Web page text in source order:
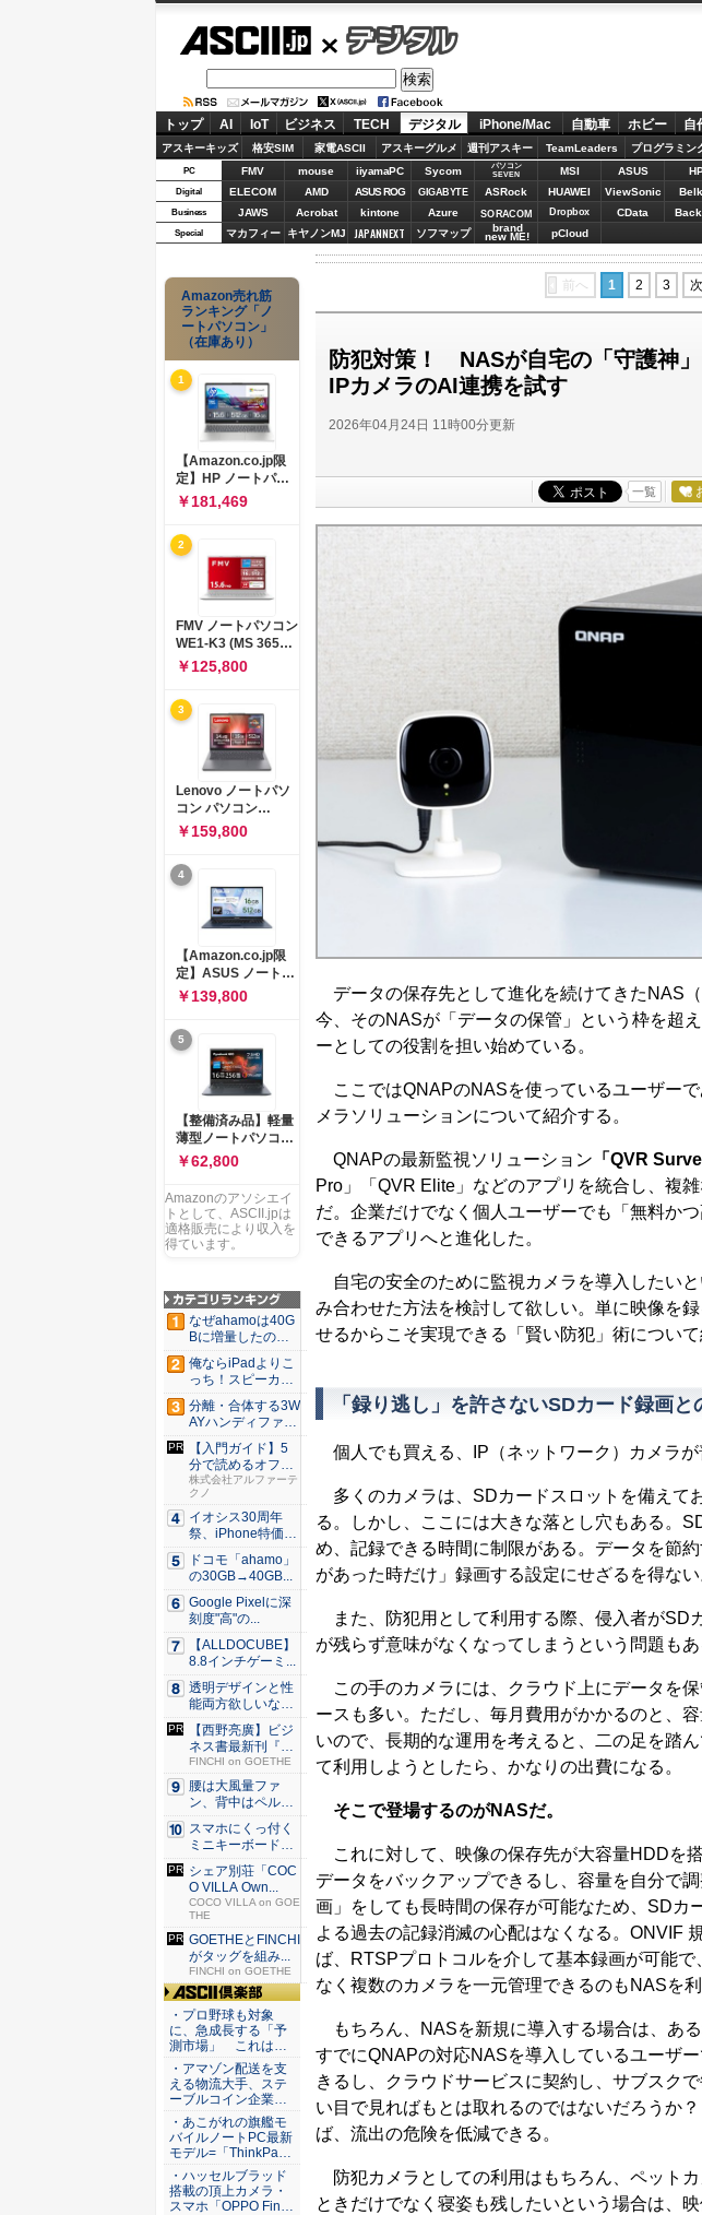
デジタル
トップ AI IoT ビジネス TECH デジタル iPhone/Mac 自動車 ホビー 自
アスキーキッズ 格安SIM 家電ASCII アスキーグルメ 週刊アスキー TeamLeaders プログラミン
PC FMV mouse iiyamaPC Sycom
パソコン
SEVEN
MSI ASUS
Digital ELECOM AMD ASUS ROG GIGABYTE ASRock HUAWEI ViewSonic
Business JAWS Acrobat kintone Azure SORACOM Dropbox CData
Special マカフィー キヤノンMJ JAPANNEXT ソフマップ brand
new ME! pCloud
前へ 1 2 3
防犯対策！ NASが自宅の「守護神
IPカメラのAI連携を試す
2026年04月24日 11時00分更新
一覧
データの保存先として進化を続けてきたNAS（
今、そのNASが「データの保管」という枠を超
ーとしての役割を担い始めている。
ここではQNAPのNASを使っているユーザー
メラソリューションについて紹介する。
QNAPの最新監視ソリューション 「QVR
Pro」「QVR Elite」などのアプリを統合し、複
だ。企業だけでなく個人ユーザーでも「無料か
できるアプリへと進化した。
自宅の安全のために監視カメラを導入したい
み合わせた方法を検討して欲しい。単に映像を
せるからこそ実現できる「賢い防犯」術について
「録り逃し」を許さないSDカード録画
個人でも買える、IP（ネットワーク）カメラが
多くのカメラは、SDカードスロットを備えて
る。しかし、ここには大きな落とし穴もある。
め、記録できる時間に制限がある。データを節
があった時だけ」録画する設定にせざるを得ない
また、防犯用として利用する際、侵入者がSD
が残らず意味がなくなってしまうという問題もあ
この手のカメラには、クラウド上にデータを
ースも多い。ただし、毎月費用がかかるのと、
いので、長期的な運用を考えると、二の足を踏
て利用しようとしたら、かなりの出費になる。
そこで登場するのがNASだ。
これに対して、映像の保存先が大容量HDDを
データをバックアップできるし、容量を自分で
画」をしても長時間の保存が可能なため、SDカ
よる過去の記録消滅の心配はなくなる。ONVIF
ば、RTSPプロトコルを介して基本録画が可能
なく複数のカメラを一元管理できるのもNASを
もちろん、NASを新規に導入する場合は、ある
すでにQNAPの対応NASを導入しているユーザ
きるし、クラウドサービスに契約し、サブスク
い目で見ればもとは取れるのではないだろうか
ば、流出の危険を低減できる。
防犯カメラとしての利用はもちろん、ペット
ときだけでなく寝姿も残したいという場合は、
Amazon売れ筋
ランキング「ノ
ートパソコン」
（在庫あり）
1
【Amazon.co.jp限
定】HP ノートパソ
コン 15-fd 15.6イン
チ インテル Core 5
120U メモリ16GB
SSD512GB
Windows 11
Microsoft Office
2024搭載 WPS
Office搭載 カメラシ
ャッター 指紋認証 薄
型 Copilotキー搭載
ナチュラルシルバー
￥181,469
2
FMV ノートパソコン
WE1-K3 (MS 365
Personal/Copilotキ
ー搭載/Win 11/15.6
型/Core
i5/16GB/SSD
512GB/ホワイト)
FMVWK3E15W_AZ
￥125,800
3
Lenovo ノートパソ
コン パソコン
IdeaPad Slim 3 14.0
インチ AMD
Ryzen™ 5 8640HS
メモリ16GB
SSD512GB
Microsoft 365 試用
版 Windows11 バッ
テリー駆動12.6時間
重量1.39kg ルナグレ
ー 83K9003JJP ノー
トPC
￥159,800
4
【Amazon.co.jp限
定】ASUS ノートパ
ソコン Vivobook 15
M1502NAQ 15.6イ
ンチ AMD Ryzen 7
170 メモリ16GB
SSD 512GB
Microsoft 365
Personal (24か月版)
搭載 Windows 11 重
量1.7kg Wi-Fi 6E ク
ワイエットブルー
M1502NAQ-
￥139,800
5
【整備済み品】軽量
薄型ノートパソコン
dynabook G83 ■
13.3型
FHD(1920x1080) -
高性能第11世代Core
i5-1135G7 - メモリ
16GB - SSD 256GB
USB Type-C - MS
Office 2021 - Win11
搭載
￥62,800
Amazonのアソシエイ
トとして、ASCII.jpは
適格販売により収入を
得ています。
なぜahamoは40G
Bに増量したの
か ...
俺ならiPadよりこ
っち！スピーカー
9個...
分離・合体する3W
AYハンディファ
ン。置...
【入門ガイド】5
分で読めるオフィ
スのセキ...
株式会社アルファーテ
クノ
イオシス30周年
祭、iPhone特価品
を...
ドコモ「ahamo」
の30GB→40GB...
Google Pixelに深
刻度"高"の...
【ALLDOCUBE】
8.8インチゲーミ...
透明デザインと性
能両方欲しいな
ら。LDA...
【西野亮廣】ビジ
ネス書最新刊『北
極星 僕...
FINCHI on GOETHE
腰は大風量ファ
ン、背中はペルチ
ェ冷却。ダ...
スマホにくっ付く
ミニキーボード！
触ってわ...
シェア別荘「COC
O VILLA Own...
COCO VILLA on GOE
THE
GOETHEとFINCHI
がタッグを組み...
FINCHI on GOETHE
ASCII倶楽部
・プロ野球も対象
に、急成長する「予
測市場」 これは…
・アマゾン配送を支
える物流大手、ステ
ーブルコイン企業…
・あこがれの旗艦モ
バイルノートPC最新
モデル=「ThinkPa…
・ハッセルブラッド
搭載の頂上カメラ・
スマホ「OPPO Fin…